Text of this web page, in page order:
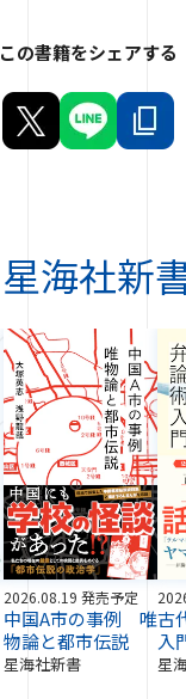
この書籍をシェアする
星海社新
2026.08.19 発売予定
中国A市の事例 唯
物論と都市伝説
星海社新書
古
入
星